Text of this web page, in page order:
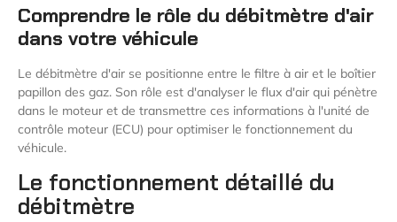
Comprendre le rôle du débitmètre d'air
dans votre véhicule
Le débitmètre d'air se positionne entre le filtre à air et le boîtier
papillon des gaz. Son rôle est d'analyser le flux d'air qui pénètre
dans le moteur et de transmettre ces informations à l'unité de
contrôle moteur (ECU) pour optimiser le fonctionnement du
véhicule.
Le fonctionnement détaillé du
débitmètre